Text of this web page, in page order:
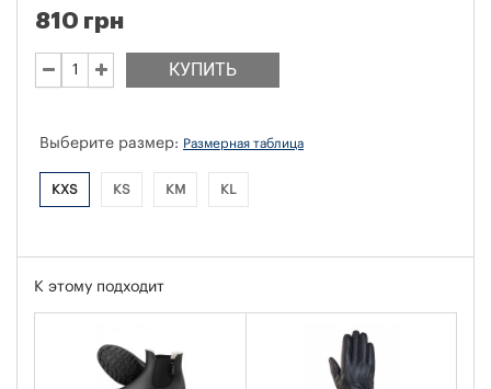
КУПИТЬ
810 грн
Выберите размер: Размерная таблица
KXS KS KM KL
К этому подходит